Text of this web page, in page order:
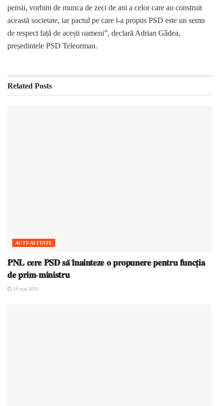
pensii, vorbim de munca de zeci de ani a celor care au construit
această societate, iar pactul pe care l-a propus PSD este un semn
de respect față de acești oameni”, declară Adrian Gâdea,
președintele PSD Teleorman.
Related Posts
ACTUALITATE
𝐏𝐍𝐋 𝐜𝐞𝐫𝐞 𝐏𝐒𝐃 𝐬𝐚̆ 𝐢̂𝐧𝐚𝐢𝐧𝐭𝐞𝐳𝐞 𝐨 𝐩𝐫𝐨𝐩𝐮𝐧𝐞𝐫𝐞 𝐩𝐞𝐧𝐭𝐫𝐮 𝐟𝐮𝐧𝐜𝐭̦𝐢𝐚
𝐝𝐞 𝐩𝐫𝐢𝐦-𝐦𝐢𝐧𝐢𝐬𝐭𝐫𝐮
19 mai 2026